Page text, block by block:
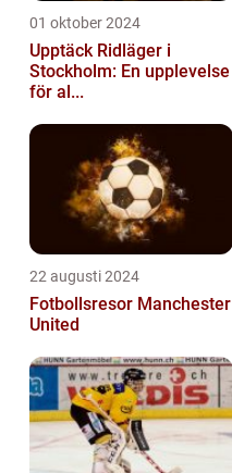
01 oktober 2024
Upptäck Ridläger i
Stockholm: En upplevelse
för al...
22 augusti 2024
Fotbollsresor Manchester
United